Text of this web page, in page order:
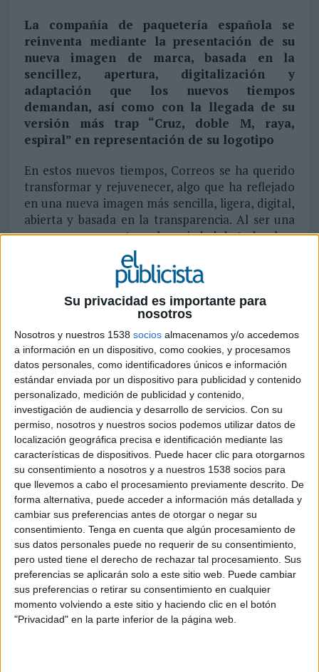
Su privacidad es importante para
nosotros
Nosotros y nuestros 1538 socios almacenamos y/o accedemos
a información en un dispositivo, como cookies, y procesamos
datos personales, como identificadores únicos e información
estándar enviada por un dispositivo para publicidad y contenido
personalizado, medición de publicidad y contenido,
investigación de audiencia y desarrollo de servicios. Con su
permiso, nosotros y nuestros socios podemos utilizar datos de
localización geográfica precisa e identificación mediante las
características de dispositivos. Puede hacer clic para otorgarnos
su consentimiento a nosotros y a nuestros 1538 socios para
que llevemos a cabo el procesamiento previamente descrito. De
forma alternativa, puede acceder a información más detallada y
cambiar sus preferencias antes de otorgar o negar su
consentimiento. Tenga en cuenta que algún procesamiento de
sus datos personales puede no requerir de su consentimiento,
pero usted tiene el derecho de rechazar tal procesamiento. Sus
preferencias se aplicarán solo a este sitio web. Puede cambiar
sus preferencias o retirar su consentimiento en cualquier
momento volviendo a este sitio y haciendo clic en el botón
"Privacidad" en la parte inferior de la página web.
La compañía de paquetería española se
reinventa mediante la presentación de su
nueva imagen de marca, basada en la
sencillez, apertura, digitalización y
adaptación que los nuevos tiempos
demandan, así como con la llegada de su
versión más trap “Cruz, doble M, raya,
espiral” en representación de su logotipo
En estos nuevos tiempos, Correos se ha querido
transformar y rejuvenecer, algo que ha reflejado
en una nueva imagen más sencilla, ligera, digital,
abierta y basada en la transparencia. Al ser una
marca muy presente en la sociedad de todos, han
decidido mostrar todas sus novedades con una
campaña y darlo a conocer a toda la población
enseñándoles cómo han cambiado.
En los últimos cuatro años Correos se ha
transformado. El cambio en su paradigma ha
impulsado a la compañía a adaptarse a las
demandas que la sociedad requiere, como la
sostenibilidad, la digitalización y la
internacionalización. Con motivo de esta
transformación a todos los niveles: logístico,
tecnológico, de recursos humanos, e incluso de
flota, la compañía ha presentado una nueva
imagen corporativa más sencilla, abierta y ágil,
que se trata de la actualización y modernización
de la misma que permite la adaptación a las
nuevas necesidades del mundo digital.
nuevos tiempos llegan por Correos"es el
nuevo claim corporativo de la compañía, en cuya
campaña publicitaria han colaborado agencias
comoSumma(agencia de branding),Arena
MediayMonoMadrid (de creatividad), Arena
Media (de medios),Shackleton(social media),
Contrapunto BBDO, quien aportó el concepto